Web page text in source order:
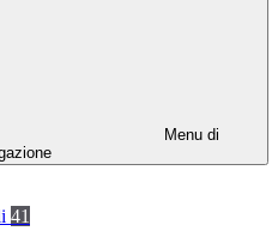
Menu di
41